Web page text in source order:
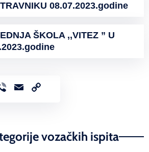
08.07.2023.godine
ŠKOLA ,,VITEZ ” U
Viber Email
vozačkih ispita